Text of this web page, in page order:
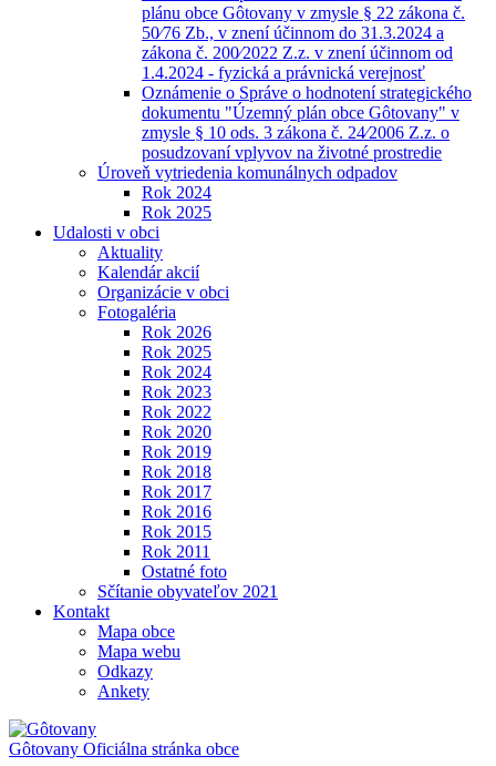
plánu obce Gôtovany v zmysle § 22 zákona č.
50⁄76 Zb., v znení účinnom do 31.3.2024 a
zákona č. 200⁄2022 Z.z. v znení účinnom od
1.4.2024 - fyzická a právnická verejnosť
Oznámenie o Správe o hodnotení strategického
dokumentu "Územný plán obce Gôtovany" v
zmysle § 10 ods. 3 zákona č. 24⁄2006 Z.z. o
posudzovaní vplyvov na životné prostredie
Úroveň vytriedenia komunálnych odpadov
Rok 2024
Rok 2025
Udalosti v obci
Aktuality
Kalendár akcií
Organizácie v obci
Fotogaléria
Rok 2026
Rok 2025
Rok 2024
Rok 2023
Rok 2022
Rok 2020
Rok 2019
Rok 2018
Rok 2017
Rok 2016
Rok 2015
Rok 2011
Ostatné foto
Sčítanie obyvateľov 2021
Kontakt
Mapa obce
Mapa webu
Odkazy
Ankety
Gôtovany Oficiálna stránka obce